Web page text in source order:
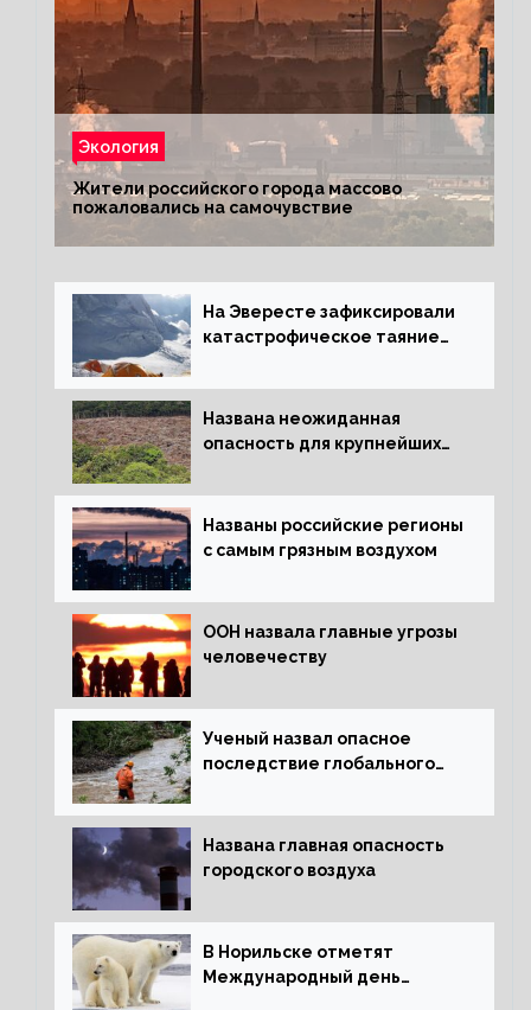
Экология
Жители российского города массово
пожаловались на самочувствие
На Эвересте зафиксировали
катастрофическое таяние
Названа неожиданная
опасность для крупнейших
Названы российские регионы
с самым грязным воздухом
ООН назвала главные угрозы
человечеству
Ученый назвал опасное
последствие глобального
Названа главная опасность
городского воздуха
В Норильске отметят
Международный день